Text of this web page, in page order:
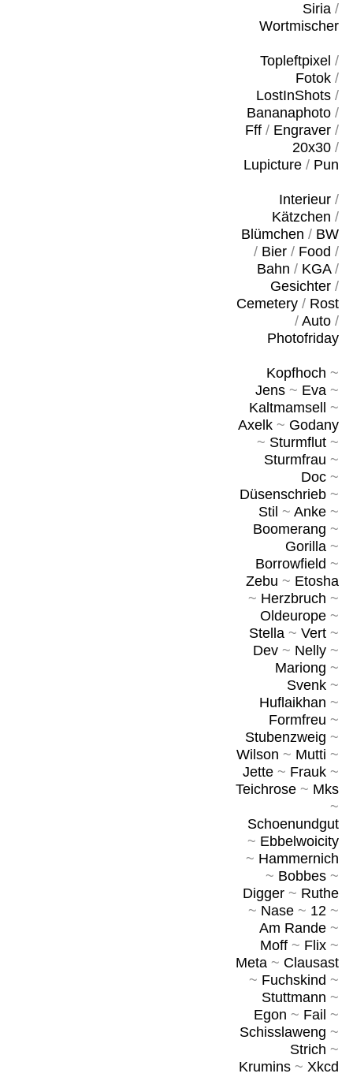
Siria/
Wortmischer
Topleftpixel /
Fotok/
LostInShots/
Bananaphoto/
Fff/ Engraver/
20x30/
Lupicture/ Pun
Interieur/
Kätzchen /
Blümchen / BW
/ Bier/ Food /
Bahn / KGA/
Gesichter/
Cemetery/ Rost
/ Auto/
Photofriday
Kopfhoch ~
Jens~ Eva~
Kaltmamsell
~
Axelk~ Godany
~ Sturmflut~
Sturmfrau ~
Doc~
Düsenschrieb~
Stil ~ Anke~
Boomerang ~
Gorilla~
Borrowfield ~
Zebu ~ Etosha
~ Herzbruch ~
Oldeurope~
Stella~ Vert~
Dev~ Nelly~
Mariong ~
Svenk~
Huflaikhan ~
Formfreu ~
Stubenzweig ~
Wilson ~ Mutti ~
Jette~ Frauk~
Teichrose~ Mks
~
Schoenundgut
~ Ebbelwoicity
~ Hammernich
~ Bobbes~
Digger~ Ruthe
~ Nase~ 12~
Am Rande~
Moff~ Flix~
Meta~ Clausast
~ Fuchskind ~
Stuttmann ~
Egon ~ Fail ~
Schisslaweng ~
Strich ~
Krumins~ Xkcd